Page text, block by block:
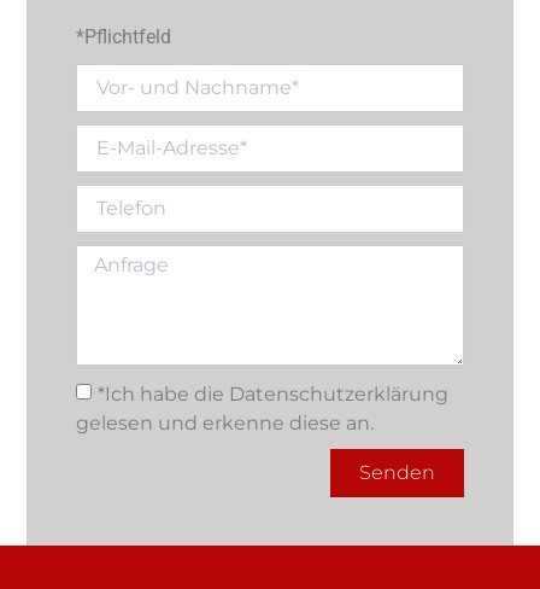
*Pflichtfeld
*Ich habe die Datenschutzerklärung
gelesen und erkenne diese an.
Senden